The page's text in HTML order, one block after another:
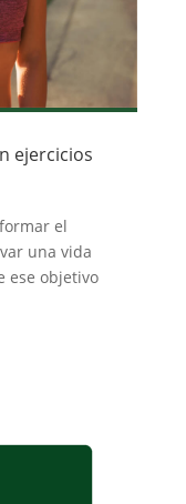
ejercicios
el
una vida
ese objetivo